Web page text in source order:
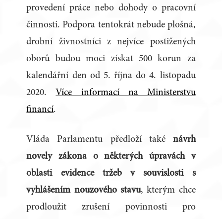
provedení práce nebo dohody o pracovní
činnosti. Podpora tentokrát nebude plošná,
drobní živnostníci z nejvíce postižených
oborů budou moci získat 500 korun za
kalendářní den od 5. října do 4. listopadu
2020. Více informací na Ministerstvu
financí.
Vláda Parlamentu předloží také návrh
novely zákona o některých úpravách v
oblasti evidence tržeb v souvislosti s
vyhlášením nouzového stavu, kterým chce
prodloužit zrušení povinnosti pro